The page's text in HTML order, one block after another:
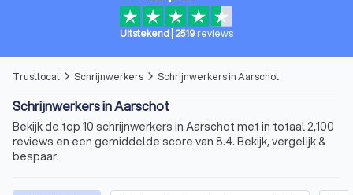
Uitstekend 2519reviews
Trustlocal arrow_forward_ios Schrijnwerkers arrow_forward_ios Schrijnwerkers in Aarschot
Schrijnwerkers in Aarschot
Bekijk de top 10 schrijnwerkers in Aarschot met in totaal 2,100
reviews en een gemiddelde score van 8.4. Bekijk, vergelijk &
bespaar.